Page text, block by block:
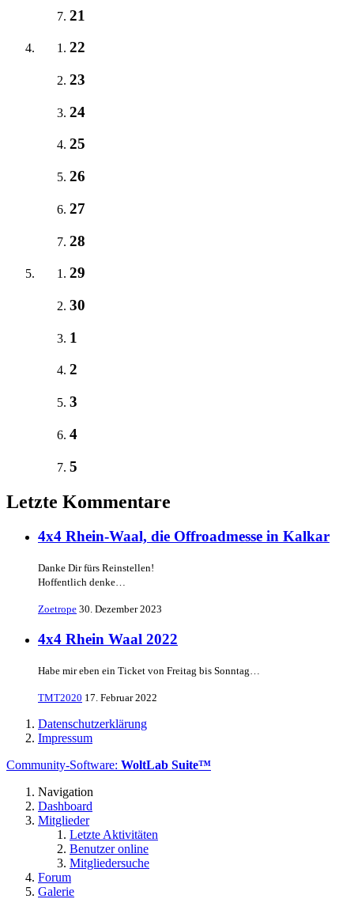
21
22
23
24
25
26
27
28
29
30
1
2
3
4
5
Letzte Kommentare
4x4 Rhein-Waal, die Offroadmesse in Kalkar
Danke Dir fürs Reinstellen!
Hoffentlich denke…
Zoetrope 30. Dezember 2023
4x4 Rhein Waal 2022
Habe mir eben ein Ticket von Freitag bis Sonntag…
TMT2020 17. Februar 2022
Datenschutzerklärung
Impressum
Community-Software: WoltLab Suite™
Navigation
Dashboard
Mitglieder
Letzte Aktivitäten
Benutzer online
Mitgliedersuche
Forum
Galerie